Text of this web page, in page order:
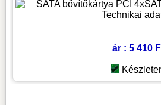
ár : 5 410